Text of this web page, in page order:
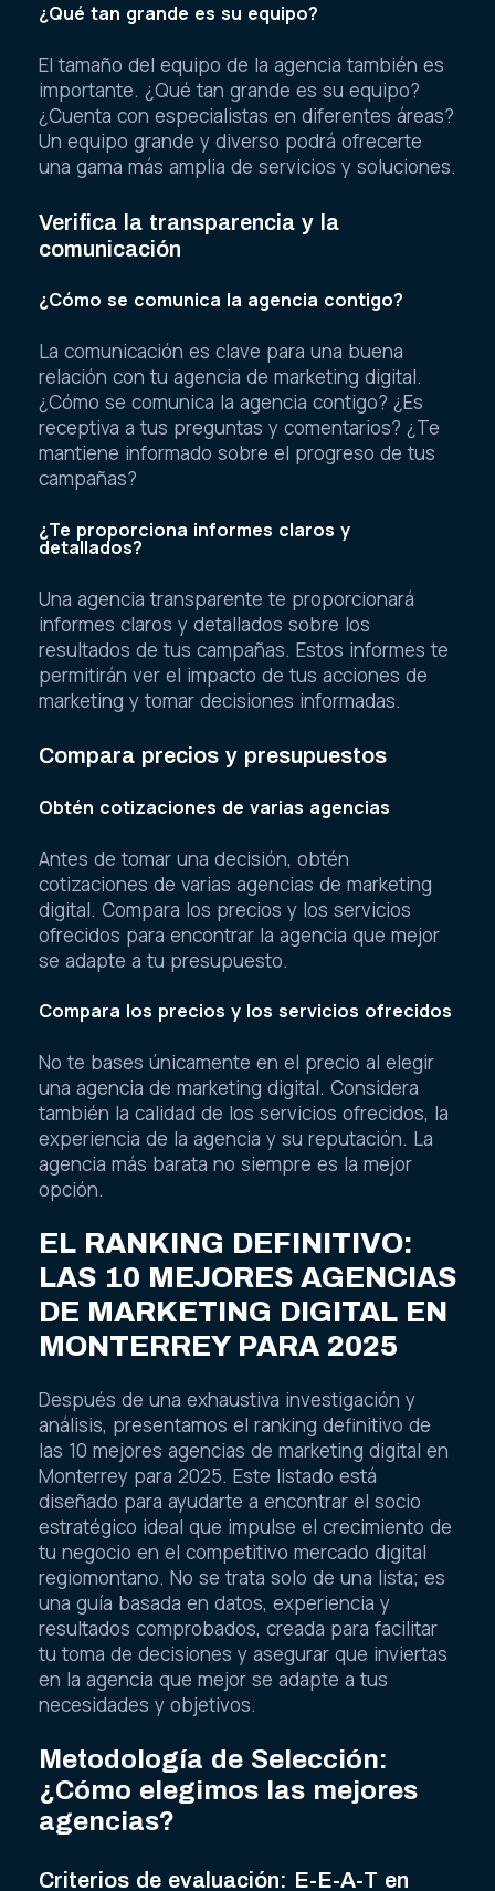
¿Qué tan grande es su equipo?
El tamaño del equipo de la agencia también es
importante. ¿Qué tan grande es su equipo?
¿Cuenta con especialistas en diferentes áreas?
Un equipo grande y diverso podrá ofrecerte
una gama más amplia de servicios y soluciones.
Verifica la transparencia y la
comunicación
¿Cómo se comunica la agencia contigo?
La comunicación es clave para una buena
relación con tu agencia de marketing digital.
¿Cómo se comunica la agencia contigo? ¿Es
receptiva a tus preguntas y comentarios? ¿Te
mantiene informado sobre el progreso de tus
campañas?
¿Te proporciona informes claros y
detallados?
Una agencia transparente te proporcionará
informes claros y detallados sobre los
resultados de tus campañas. Estos informes te
permitirán ver el impacto de tus acciones de
marketing y tomar decisiones informadas.
Compara precios y presupuestos
Obtén cotizaciones de varias agencias
Antes de tomar una decisión, obtén
cotizaciones de varias agencias de marketing
digital. Compara los precios y los servicios
ofrecidos para encontrar la agencia que mejor
se adapte a tu presupuesto.
Compara los precios y los servicios ofrecidos
No te bases únicamente en el precio al elegir
una agencia de marketing digital. Considera
también la calidad de los servicios ofrecidos, la
experiencia de la agencia y su reputación. La
agencia más barata no siempre es la mejor
opción.
EL RANKING DEFINITIVO:
LAS 10 MEJORES AGENCIAS
DE MARKETING DIGITAL EN
MONTERREY PARA 2025
Después de una exhaustiva investigación y
análisis, presentamos el ranking definitivo de
las 10 mejores agencias de marketing digital en
Monterrey para 2025. Este listado está
diseñado para ayudarte a encontrar el socio
estratégico ideal que impulse el crecimiento de
tu negocio en el competitivo mercado digital
regiomontano. No se trata solo de una lista; es
una guía basada en datos, experiencia y
resultados comprobados, creada para facilitar
tu toma de decisiones y asegurar que inviertas
en la agencia que mejor se adapte a tus
necesidades y objetivos.
Metodología de Selección:
¿Cómo elegimos las mejores
agencias?
Criterios de evaluación: E-E-A-T en